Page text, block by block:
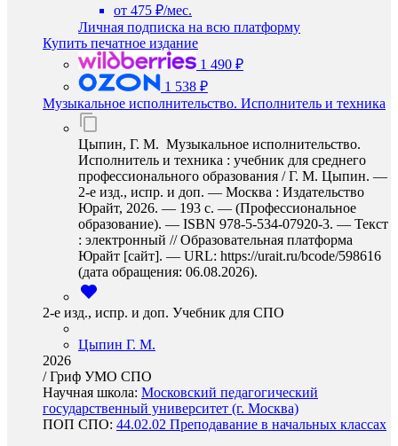
от 475 ₽/мес.
Личная подписка на всю платформу
Купить печатное издание
1 490 ₽
1 538 ₽
Музыкальное исполнительство. Исполнитель и техника
Цыпин, Г. М. Музыкальное исполнительство.
Исполнитель и техника : учебник для среднего
профессионального образования / Г. М. Цыпин. —
2-е изд., испр. и доп. — Москва : Издательство
Юрайт, 2026. — 193 с. — (Профессиональное
образование). — ISBN 978-5-534-07920-3. — Текст
: электронный // Образовательная платформа
Юрайт [сайт]. — URL: https://urait.ru/bcode/598616
(дата обращения: 06.08.2026).
2-е изд., испр. и доп. Учебник для СПО
Цыпин Г. М.
2026
/Гриф УМО СПО
Научная школа: Московский педагогический
государственный университет (г. Москва)
ПОП СПО: 44.02.02 Преподавание в начальных классах